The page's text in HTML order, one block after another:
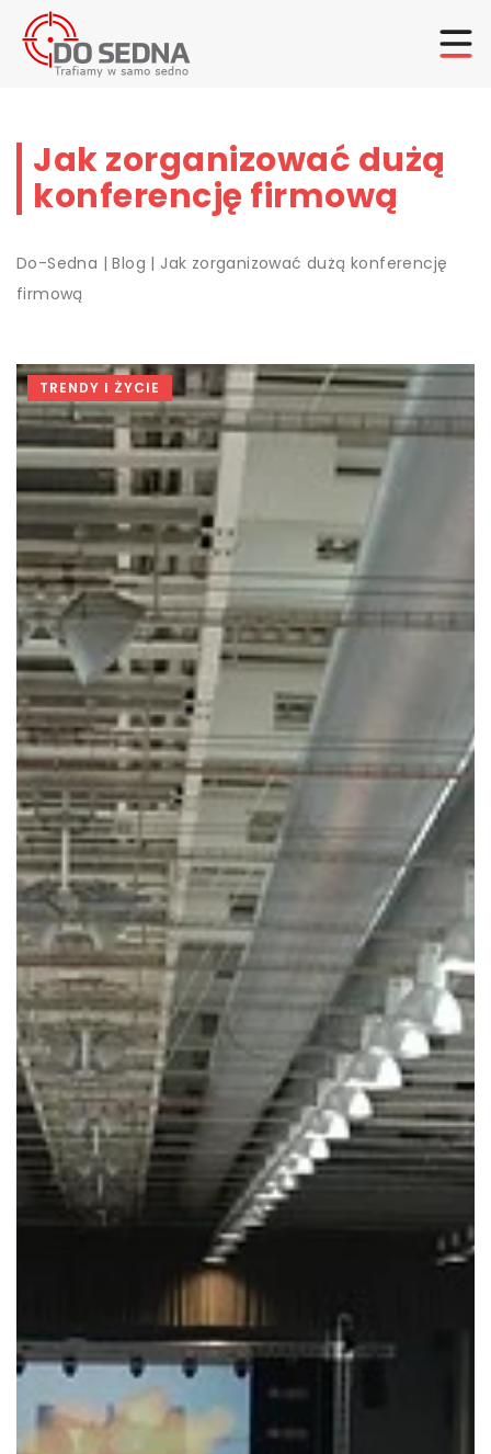
Jak zorganizować dużą
konferencję firmową
Do-Sedna |Blog | Jak zorganizować dużą konferencję
firmową
TRENDY I ŻYCIE